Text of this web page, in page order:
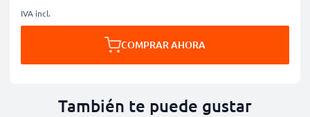
IVA incl.
COMPRAR AHORA
También te puede gustar